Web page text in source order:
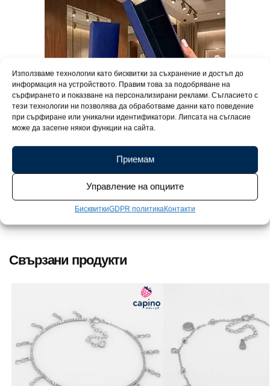
Използваме технологии като бисквитки за съхранение и достъп до
информация на устройството. Правим това за подобряване на
сърфирането и показване на персонализирани реклами. Съгласието с
тези технологии ни позволява да обработваме данни като поведение
при сърфиране или уникални идентификатори. Липсата на съгласие
може да засегне някои функции на сайта.
Приемам
Управление на опциите
БисквиткиGDPR политикаКонтакти
Превърнете всеки повод в празник. Вашето бижу пристига в
елегантна подаръчна опаковка, готово да зарадва любим
човек.
Свързани продукти